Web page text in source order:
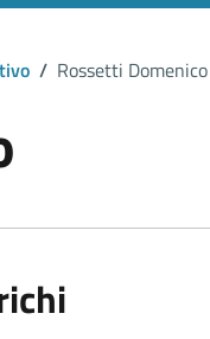
/ Rossetti Domenico